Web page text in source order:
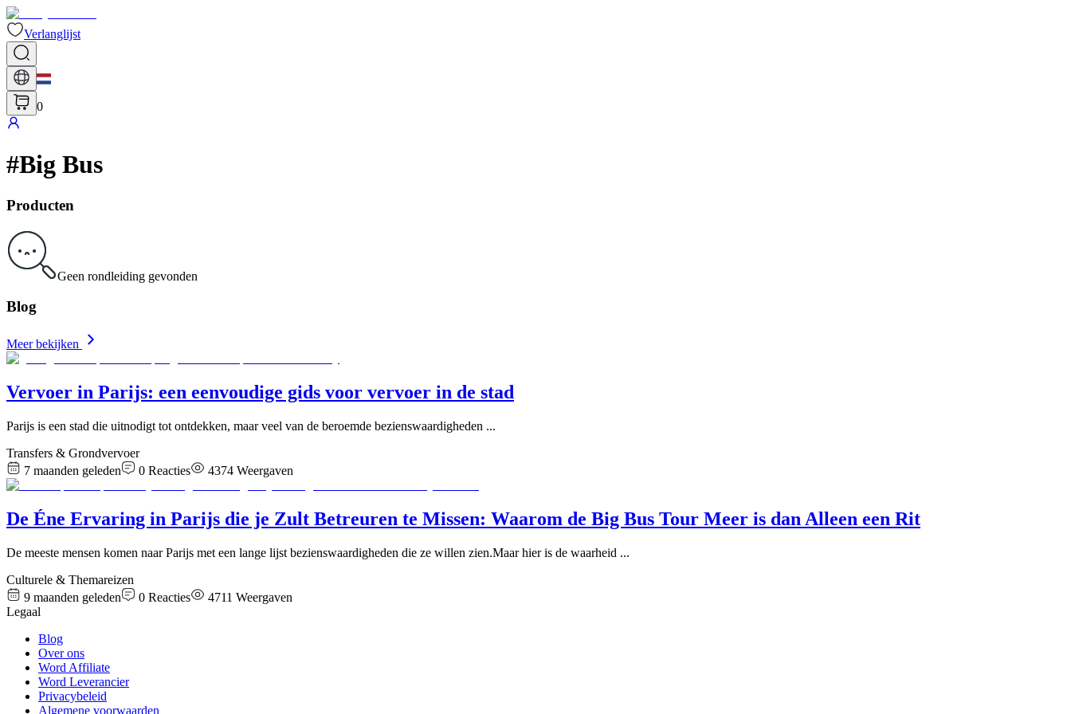
Verlanglijst
0
#Big Bus
Producten
Geen rondleiding gevonden
Blog
Meer bekijken
Vervoer in Parijs: een eenvoudige gids voor vervoer in de stad
Parijs is een stad die uitnodigt tot ontdekken, maar veel van de beroemde bezienswaardigheden ...
Transfers & Grondvervoer
7 maanden geleden
0 Reacties 4374 Weergaven
De Éne Ervaring in Parijs die je Zult Betreuren te Missen: Waarom de Big Bus Tour Meer is dan Alleen een Rit
​De meeste mensen komen naar Parijs met een lange lijst bezienswaardigheden die ze willen zien.Maar hier is de waarheid ...
Culturele & Themareizen
9 maanden geleden
0 Reacties 4711 Weergaven
Legaal
Blog
Over ons
Word Affiliate
Word Leverancier
Privacybeleid
Algemene voorwaarden